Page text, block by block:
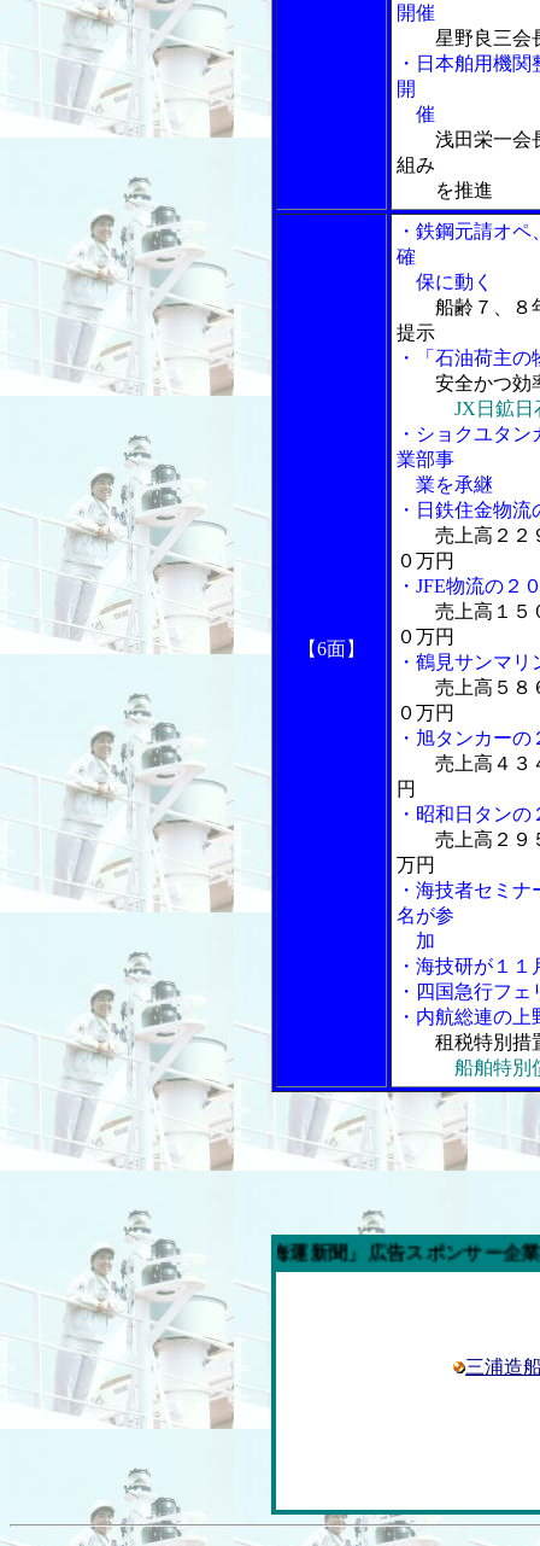
開催
星野良三会
・日本舶用機
開
催
浅田栄一会
組み
を推進
【6面】
・鉄鋼元請オ
確
保に動く
船齢７、８
提示
・「石油荷主
安全かつ効
JX日鉱
・ショクユタ
業部事
業を承継
・日鉄住金物
売上高２２
０万円
・JFE物流の２
売上高１５
０万円
・鶴見サンマ
売上高５８
０万円
・旭タンカー
売上高４３
円
・昭和日タン
売上高２９
万円
・海技者セミ
名が参
加
・海技研が１
・四国急行フ
・内航総連の
租税特別措
船舶特別
今週の「内航海運新聞」広告スポンサー企業
三浦造